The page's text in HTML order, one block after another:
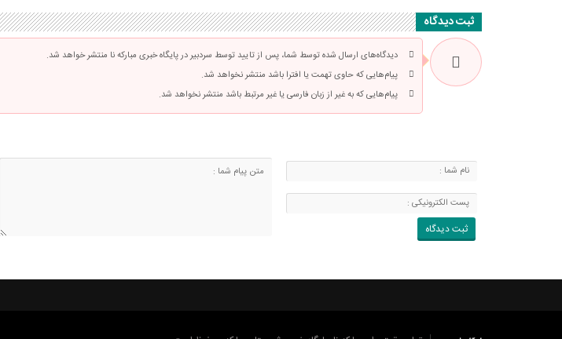
ثبت دیدگاه
دیدگاه‌های ارسال شده توسط شما، پس از تایید توسط سردبیر در پایگاه خبری مبارکه نا منتشر خواهد شد.
پیام‌هایی که حاوی تهمت یا افترا باشد منتشر نخواهد شد.
پیام‌هایی که به غیر از زبان فارسی یا غیر مرتبط باشد منتشر نخواهد شد.